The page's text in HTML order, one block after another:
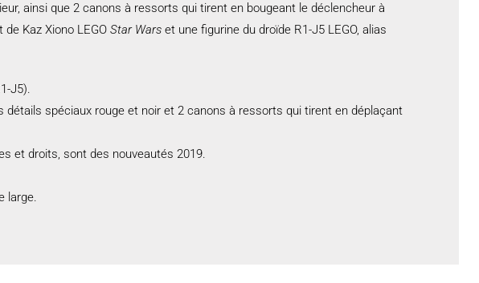
ainsi que 2 canons à ressorts qui tirent en bougeant le déclencheur à
Kaz Xiono LEGO Star Wars et une figurine du droïde R1-J5 LEGO, alias
J5).
détails spéciaux rouge et noir et 2 canons à ressorts qui tirent en déplaçant
et droits, sont des nouveautés 2019.
large.